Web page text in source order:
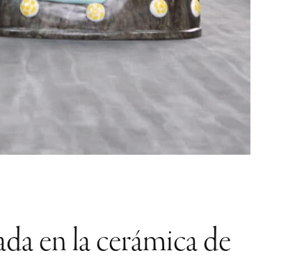
en la cerámica de